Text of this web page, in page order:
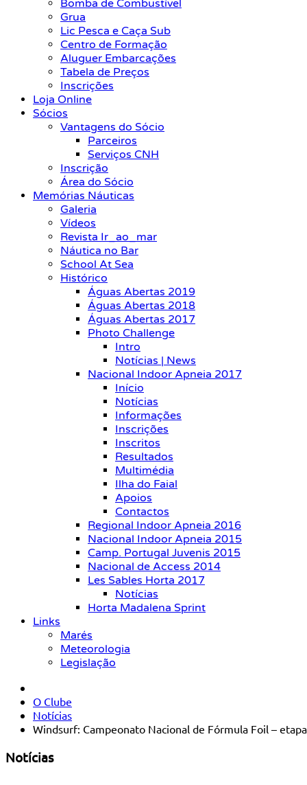
Bomba de Combustível
Grua
Lic Pesca e Caça Sub
Centro de Formação
Aluguer Embarcações
Tabela de Preços
Inscrições
Loja Online
Sócios
Vantagens do Sócio
Parceiros
Serviços CNH
Inscrição
Área do Sócio
Memórias Náuticas
Galeria
Vídeos
Revista Ir_ao_mar
Náutica no Bar
School At Sea
Histórico
Águas Abertas 2019
Águas Abertas 2018
Águas Abertas 2017
Photo Challenge
Intro
Notícias | News
Nacional Indoor Apneia 2017
Início
Notícias
Informações
Inscrições
Inscritos
Resultados
Multimédia
Ilha do Faial
Apoios
Contactos
Regional Indoor Apneia 2016
Nacional Indoor Apneia 2015
Camp. Portugal Juvenis 2015
Nacional de Access 2014
Les Sables Horta 2017
Notícias
Horta Madalena Sprint
Links
Marés
Meteorologia
Legislação
O Clube
Notícias
Windsurf: Campeonato Nacional de Fórmula Foil –
Notícias